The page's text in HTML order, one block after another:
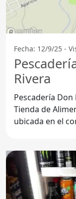
Fecha: 12/9/25 -
Rivera
Pescadería Don
Tienda de
ubicada en el